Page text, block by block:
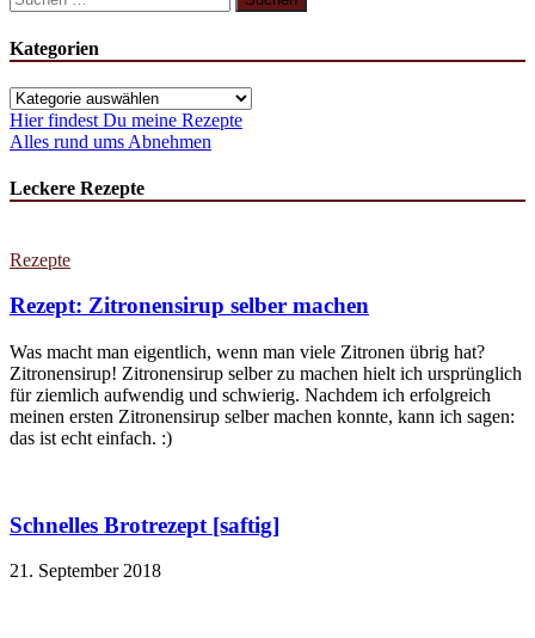
Kategorien
Hier findest Du meine Rezepte
Alles rund ums Abnehmen
Leckere Rezepte
Rezepte
Rezept: Zitronensirup selber machen
Was macht man eigentlich, wenn man viele Zitronen übrig hat?
Zitronensirup! Zitronensirup selber zu machen hielt ich ursprünglich
für ziemlich aufwendig und schwierig. Nachdem ich erfolgreich
meinen ersten Zitronensirup selber machen konnte, kann ich sagen:
das ist echt einfach. :)
Schnelles Brotrezept [saftig]
21. September 2018